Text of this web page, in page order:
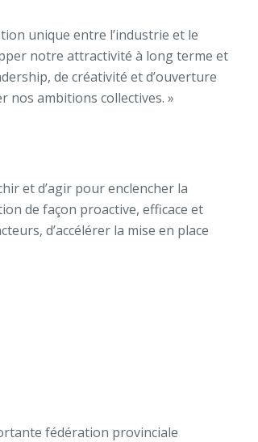
unique entre l’industrie et le
notre attractivité à long terme et
de créativité et d’ouverture
nos ambitions collectives. »
et d’agir pour enclencher la
de façon proactive, efficace et
d’accélérer la mise en place
fédération provinciale